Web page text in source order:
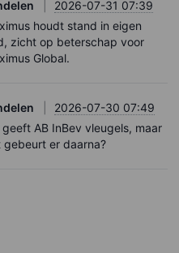
2026-07-31 07:39
houdt stand in eigen
zicht op beterschap voor
Global.
2026-07-30 07:49
geeft AB InBev vleugels, maar
gebeurt er daarna?